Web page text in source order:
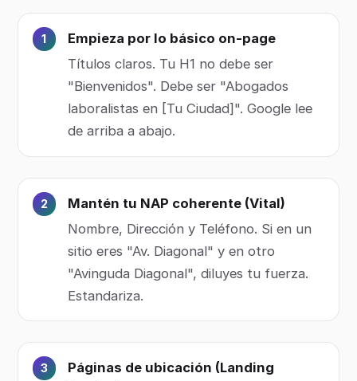
Empieza por lo básico on-page
Títulos claros. Tu H1 no debe ser
"Bienvenidos". Debe ser "Abogados
laboralistas en [Tu Ciudad]". Google lee
de arriba a abajo.
Mantén tu NAP coherente (Vital)
Nombre, Dirección y Teléfono. Si en un
sitio eres "Av. Diagonal" y en otro
"Avinguda Diagonal", diluyes tu fuerza.
Estandariza.
Páginas de ubicación (Landing